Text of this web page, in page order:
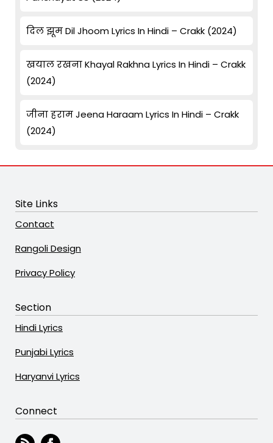
दिल झूम Dil Jhoom Lyrics In Hindi – Crakk (2024)
खयाल रखना Khayal Rakhna Lyrics In Hindi – Crakk
(2024)
जीना हराम Jeena Haraam Lyrics In Hindi – Crakk
(2024)
Site Links
Contact
Rangoli Design
Privacy Policy
Section
Hindi Lyrics
Punjabi Lyrics
Haryanvi Lyrics
Connect